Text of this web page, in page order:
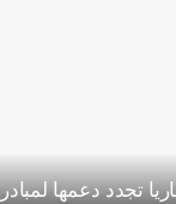
تجدد دعمها